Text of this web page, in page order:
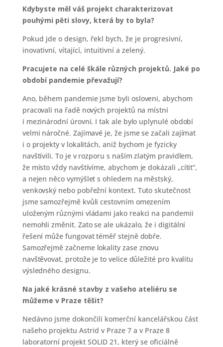
Kdybyste měl váš projekt charakterizovat
pouhými pěti slovy, která by to byla?
Pokud jde o design, řekl bych, že je progresivní,
inovativní, vítající, intuitivní a zelený.
Pracujete na celé škále různých projektů. Jaké po
období pandemie převažují?
Ano, během pandemie jsme byli osloveni, abychom
pracovali na řadě nových projektů na místní
i mezinárodní úrovni. I tak ale bylo uplynulé období
velmi náročné. Zajímavé je, že jsme se začali zajímat
i o projekty v lokalitách, aniž bychom je fyzicky
navštívili. To je v rozporu s naším zlatým pravidlem,
že místo vždy navštívíme, abychom je dokázali „cítit“,
a nejen něco vymýšlet s ohledem na městský,
venkovský nebo pobřežní kontext. Tuto skutečnost
jsme samozřejmě kvůli cestovním omezením
uloženým různými vládami jako reakci na pandemii
nemohli změnit. Zato se ale ukázalo, že i digitální
řešení může fungovat téměř stejně dobře.
Samozřejmě začneme lokality zase znovu
navštěvovat, protože je to velice důležité pro kvalitu
výsledného designu.
Na jaké krásné stavby z vašeho ateliéru se
můžeme v Praze těšit?
Nedávno jsme dokončili komerční kancelářskou část
našeho projektu Astrid v Praze 7 a v Praze 8
laboratorní projekt SOLID 21, který se oficiálně